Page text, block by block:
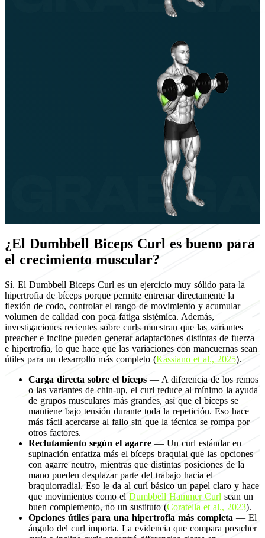
¿El Dumbbell Biceps Curl es bueno para
el crecimiento muscular?
Sí. El Dumbbell Biceps Curl es un ejercicio muy sólido para la
hipertrofia de bíceps porque permite entrenar directamente la
flexión de codo, controlar el rango de movimiento y acumular
volumen de calidad con poca fatiga sistémica. Además,
investigaciones recientes sobre curls muestran que las variantes
preacher e incline pueden generar adaptaciones distintas de fuerza
e hipertrofia, lo que hace que las variaciones con mancuernas sean
útiles para un desarrollo más completo (Kassiano et al., 2025).
Carga directa sobre el bíceps — A diferencia de los remos
o las variantes de chin-up, el curl reduce al mínimo la ayuda
de grupos musculares más grandes, así que el bíceps se
mantiene bajo tensión durante toda la repetición. Eso hace
más fácil acercarse al fallo sin que la técnica se rompa por
otros factores.
Reclutamiento según el agarre — Un curl estándar en
supinación enfatiza más el bíceps braquial que las opciones
con agarre neutro, mientras que distintas posiciones de la
mano pueden desplazar parte del trabajo hacia el
braquiorradial. Eso le da al curl básico un papel claro y hace
que movimientos como el Dumbbell Hammer Curl sean un
buen complemento, no un sustituto (Coratella et al., 2023).
Opciones útiles para una hipertrofia más completa — El
ángulo del curl importa. La evidencia que compara preacher